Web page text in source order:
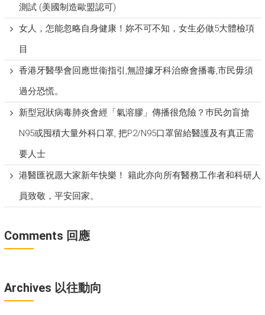
測試 (美國制造歐盟認可)
女人，怎能忽略自身健康！妳不可不知，女生必做5大體檢項
目
香港牙醫學會回應世衞指引,無證據牙科治療會播毒,市民毋須
過分恐慌。
新型冠狀病毒肺炎會經「氣溶膠」傳播很危險？巿民勿盲搶
N95或囤積大量外科口罩, 把P​2/N95口罩留給醫護及有真正需
要人士
港醫匯祝愿大家新年快樂！ 籍此亦向所有醫務工作者和科研人
員致敬，平安回家。
Comments 回應
Archives 以往動向